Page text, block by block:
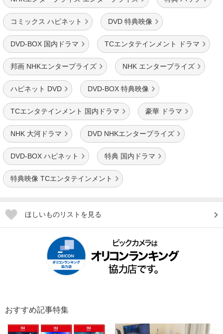
コミックス ハピネット DVD 特典映像
DVD-BOX 国内ドラマ TCエンタテインメント ドラマ
邦画 NHKエンタープライズ NHK エンタープライズ
ハピネット DVD DVD-BOX 特典映像
TCエンタテインメント 国内ドラマ 豪華 ドラマ
NHK 大河ドラマ DVD NHKエンタープライズ
DVD-BOX ハピネット 特典 国内ドラマ
特典映像 TCエンタテインメント
ほしいものリストを見る
おすすめ記事特集